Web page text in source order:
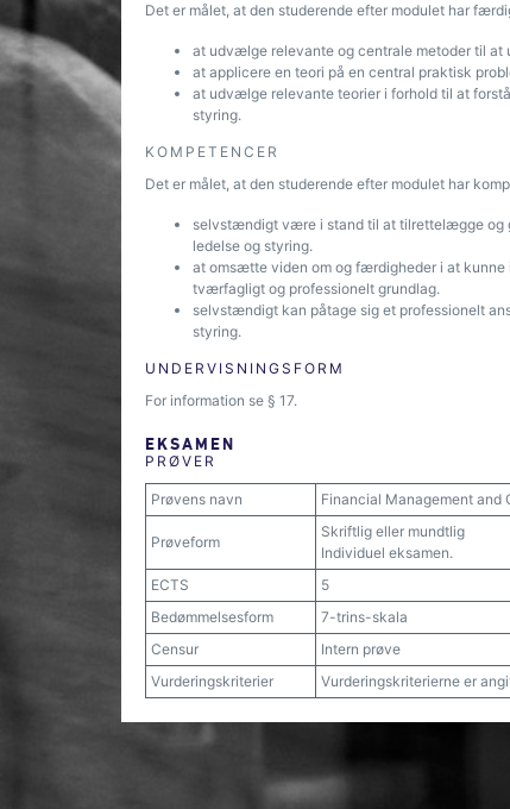
Det er målet, at den studerende efter modulet har
at udvælge relevante og centrale metoder til at
at applicere en teori på en central praktisk
at udvælge relevante teorier i forhold til at
styring.
KOMPETENCER
Det er målet, at den studerende efter modulet har
selvstændigt være i stand til at tilrettelægge og
ledelse og styring.
at omsætte viden om og færdigheder i at kunne
tværfagligt og professionelt grundlag.
selvstændigt kan påtage sig et professionelt
styring.
UNDERVISNINGSFORM
For information se § 17.
EKSAMEN
PRØVER
Prøvens navn Financial Management and
Prøveform
Skriftlig eller mundtlig
Individuel eksamen.
ECTS
5
Bedømmelsesform
7-trins-skala
Censur
Intern prøve
Vurderingskriterier
Vurderingskriterierne er